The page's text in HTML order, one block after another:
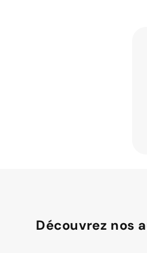
Découvrez nos